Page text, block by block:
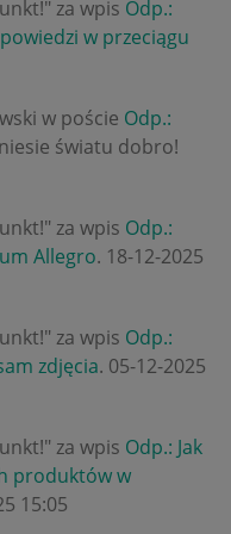
za wpis Odp.:
w przeciągu
w poście Odp.:
niesie światu dobro!
za wpis Odp.:
Allegro. ‎18-12-2025
za wpis Odp.:
zdjęcia. ‎05-12-2025
za wpis Odp.: Jak
produktów w
15:05